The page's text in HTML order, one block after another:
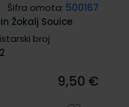
Šifra omota: 500167
Žokalj Souice
broj
9,50 €